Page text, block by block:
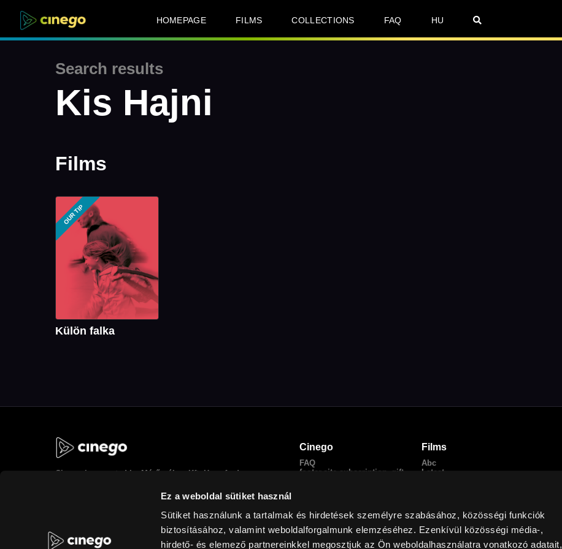
Ez a weboldal sütiket használ
Sütiket használunk a tartalmak és hirdetések személyre szabásához, közösségi funkciók
biztosításához, valamint weboldalforgalmunk elemzéséhez. Ezenkívül közösségi média-,
hirdető- és elemező partnereinkkel megosztjuk az Ön weboldalhasználatra vonatkozó adatait,
HOMEPAGE FILMS COLLECTIONS FAQ HU
Search results
Kis Hajni
Films
OUR TIP
Külön falka
Cinego is operated by Mérőmókus Kft. Have fun!
Cinego
FAQ
footer.site.subscription_gift
Facebook
Films
Abc
Latest